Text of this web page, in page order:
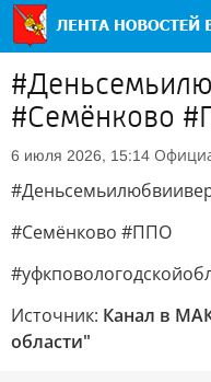
#Семёнково
6 июля 2026, 15:14
#Семёнково #ППО
Источник: Канал в
области"